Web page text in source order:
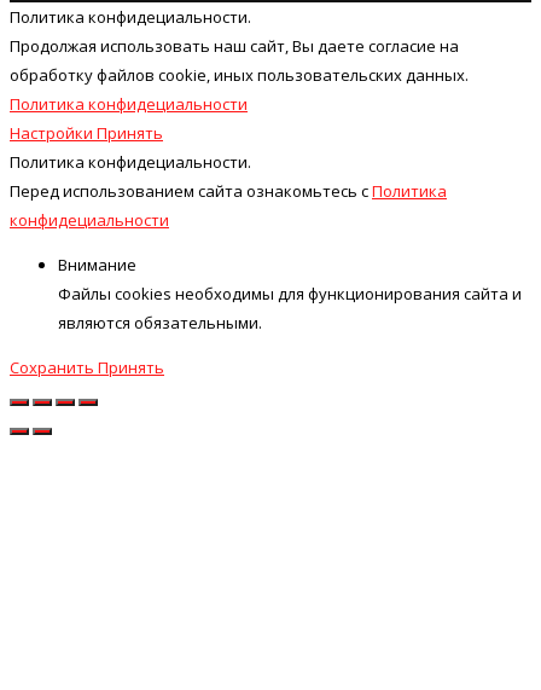
Политика конфидециальности.
Продолжая использовать наш cайт, Вы даете согласие на
обработку файлов cookie, иных пользовательских данных.
Политика конфидециальности
Настройки Принять
Политика конфидециальности.
Перед использованием сайта ознакомьтесь сПолитика
конфидециальности
Внимание
Файлы cookies необходимы для функционирования сайта и
являются обязательными.
Сохранить Принять